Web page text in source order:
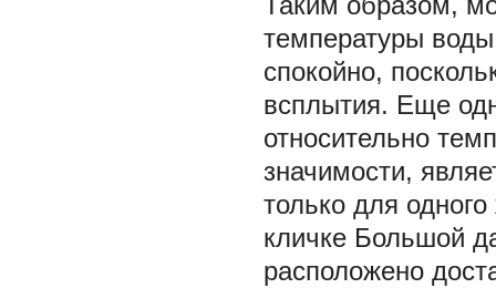
температуры
спокойно,
всплытия. Еще
относительно
значимости,
только для
кличке Большой
расположено